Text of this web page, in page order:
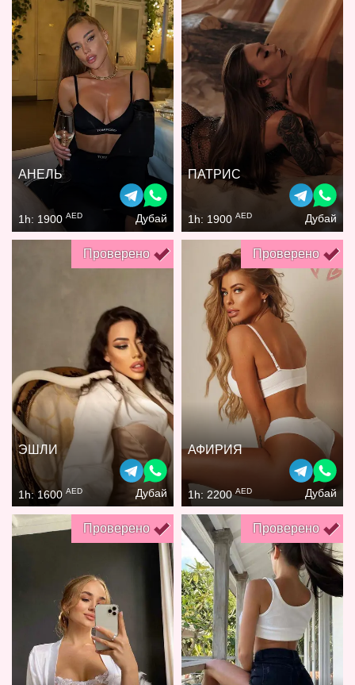
АНЕЛЬ
1h: 1900 AED Дубай
ПАТРИС
1h: 1900 AED Дубай
Проверено
ЭШЛИ
1h: 1600 AED Дубай
Проверено
АФИРИЯ
1h: 2200AED Дубай
Проверено Проверено